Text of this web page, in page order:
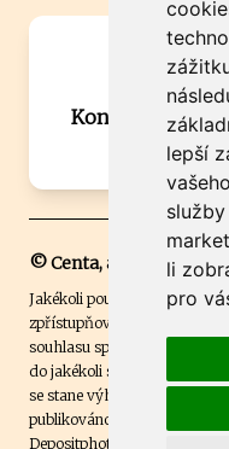
lepší
li
pro
Máte
Kontaktujte
© Centa, a.s.
Jakékoli použití obsahu
zpřístupňování textových či
souhlasu společnosti
do jakékoli soutěže na
se stane výhercem této
publikováno. Centa, a.s.
Depositphotos